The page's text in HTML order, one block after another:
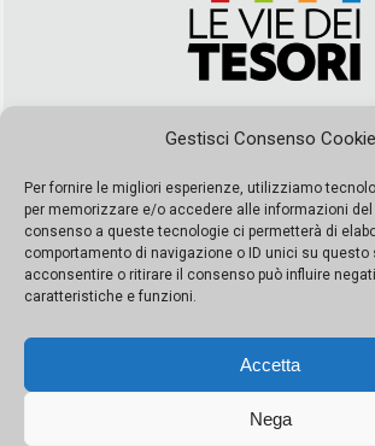
Gestisci Consenso Cookie
Per fornire le migliori esperienze, utilizziamo
per memorizzare e/o accedere alle informazioni del
consenso a queste tecnologie ci permetterà di
comportamento di navigazione o ID unici su questo
acconsentire o ritirare il consenso può influire
caratteristiche e funzioni.
Accetta
Nega
segreteria@leviedeitesori.it
Direttore ResponsabileMarcello Barbaro – Aut.
Palermo n. 19 del 2017 iscrizione al roc numero
Porta Felice Srl. Sede legale: Via Libertà 93 –
Società iscritta alla Camera di Commercio di
065228208251 Capitale 10000 euro IV